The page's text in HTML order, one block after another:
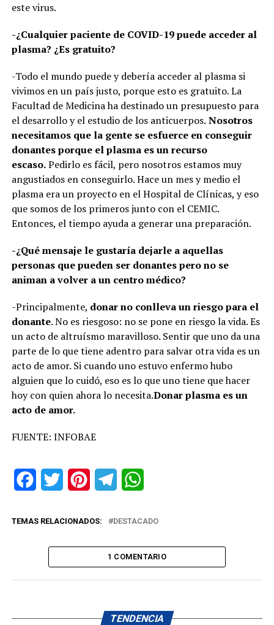
este virus.
-¿Cualquier paciente de COVID-19 puede acceder al
plasma? ¿Es gratuito?
-Todo el mundo puede y debería acceder al plasma si
vivimos en un país justo, porque esto es gratuito. La
Facultad de Medicina ha destinado un presupuesto para
el desarrollo y el estudio de los anticuerpos. Nosotros
necesitamos que la gente se esfuerce en conseguir
donantes porque el plasma es un recurso
escaso.Pedirlo es fácil, pero nosotros estamos muy
angustiados en conseguirlo. Hace un mes y medio el
plasma era un proyecto en el Hospital de Clínicas, y eso
que somos de los primeros junto con el CEMIC.
Entonces, el tiempo ayuda a generar una preparación.
-¿Qué mensaje le gustaría dejarle a aquellas
personas que pueden ser donantes pero no se
animan a volver a un centro médico?
-Principalmente, donar no conlleva un riesgo para el
donante. No es riesgoso: no se pone en riesgo la vida. Es
un acto de altruísmo maravilloso. Sentir que uno da una
parte de lo que tiene adentro para salvar otra vida es un
acto de amor. Si cuando uno estuvo enfermo hubo
alguien que lo cuidó, eso es lo que uno tiene que hacer
hoy con quien ahora lo necesita.Donar plasma es un
acto de amor.
FUENTE: INFOBAE
FacebookTwitter PinterestTelegram
TEMAS RELACIONADOS: DESTACADO
1 COMENTARIO
TENDENCIA